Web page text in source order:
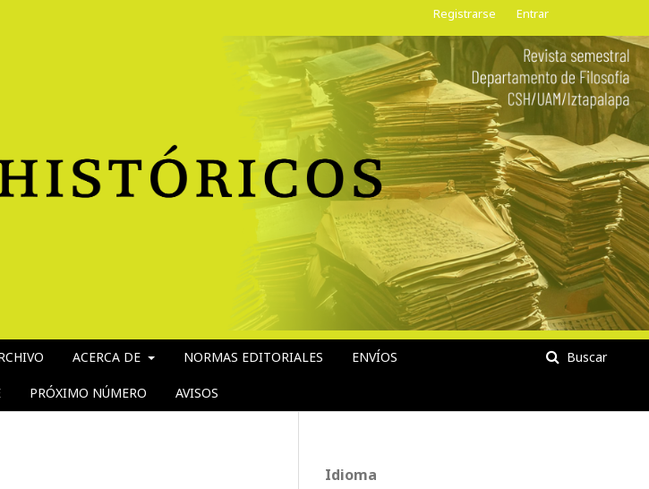
ACERCA DE NORMAS EDITORIALES ENVÍOS
PRÓXIMO NÚMERO AVISOS
Buscar
Registrarse Entrar
Idioma